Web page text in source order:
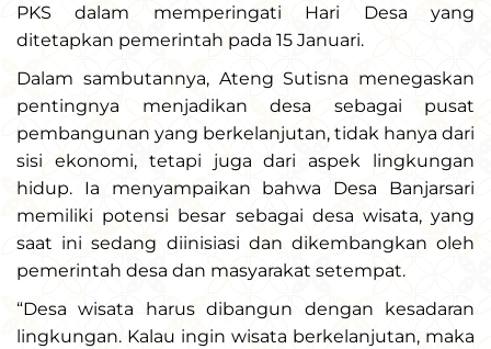
PKS dalam memperingati Hari Desa yang
ditetapkan pemerintah pada 15 Januari.
Dalam sambutannya, Ateng Sutisna menegaskan
pentingnya menjadikan desa sebagai pusat
pembangunan yang berkelanjutan, tidak hanya dari
sisi ekonomi, tetapi juga dari aspek lingkungan
hidup. Ia menyampaikan bahwa Desa Banjarsari
memiliki potensi besar sebagai desa wisata, yang
saat ini sedang diinisiasi dan dikembangkan oleh
pemerintah desa dan masyarakat setempat.
“Desa wisata harus dibangun dengan kesadaran
lingkungan. Kalau ingin wisata berkelanjutan, maka